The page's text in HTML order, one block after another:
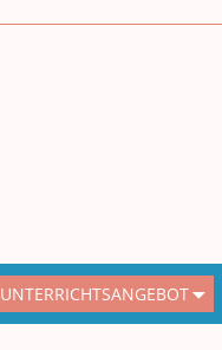
UNTERRICHTSANGEBOT